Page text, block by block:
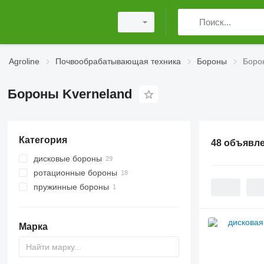
Agroline Почвообрабатывающая техника Бороны
Бороны Kverneland
Категория
дисковые бороны
ротационные бороны
пружинные бороны
Марка
48